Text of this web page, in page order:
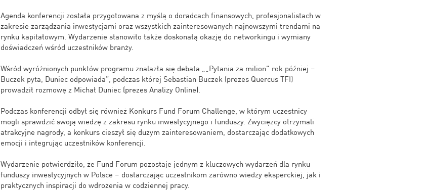
Agenda konferencji została przygotowana z myślą o doradcach finansowych, profesjonalistach w
zakresie zarządzania inwestycjami oraz wszystkich zainteresowanych najnowszymi trendami na
rynku kapitałowym. Wydarzenie stanowiło także doskonałą okazję do networkingu i wymiany
doświadczeń wśród uczestników branży.
Wśród wyróżnionych punktów programu znalazła się debata „„Pytania za milion” rok później –
Buczek pyta, Duniec odpowiada”, podczas której Sebastian Buczek (prezes Quercus TFI)
prowadził rozmowę z Michał Duniec (prezes Analizy Online).
Podczas konferencji odbył się również Konkurs Fund Forum Challenge, w którym uczestnicy
mogli sprawdzić swoją wiedzę z zakresu rynku inwestycyjnego i funduszy. Zwycięzcy otrzymali
atrakcyjne nagrody, a konkurs cieszył się dużym zainteresowaniem, dostarczając dodatkowych
emocji i integrując uczestników konferencji.
Wydarzenie potwierdziło, że Fund Forum pozostaje jednym z kluczowych wydarzeń dla rynku
funduszy inwestycyjnych w Polsce – dostarczając uczestnikom zarówno wiedzy eksperckiej, jak i
praktycznych inspiracji do wdrożenia w codziennej pracy.